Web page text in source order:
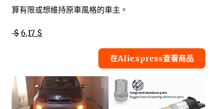
算有限或想維持原車風格的車主。
$ 6,17 $
在Aliexpress查看商品